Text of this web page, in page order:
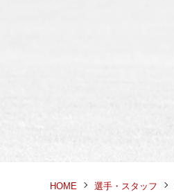
HOME 選手・スタッフ